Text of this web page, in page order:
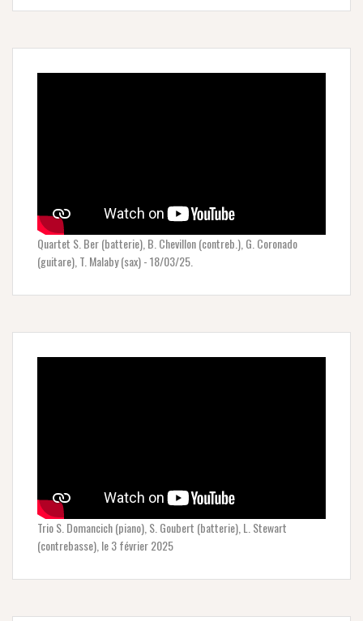
Quartet S. Ber (batterie), B. Chevillon (contreb.), G. Coronado
(guitare), T. Malaby (sax) - 18/03/25.
Trio S. Domancich (piano), S. Goubert (batterie), L. Stewart
(contrebasse), le 3 février 2025